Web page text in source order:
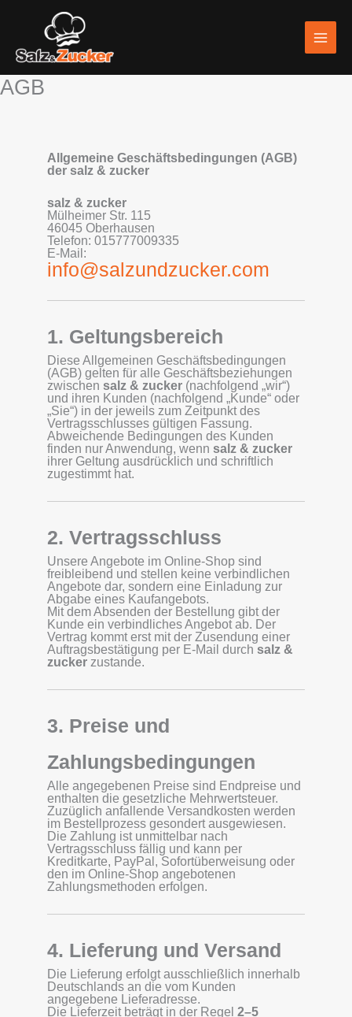
content
AGB
Allgemeine Geschäftsbedingungen (AGB)
der salz & zucker
salz & zucker
Mülheimer Str. 115
46045 Oberhausen
Telefon: 015777009335
E-Mail:
info@salzundzucker.com
1. Geltungsbereich
Diese Allgemeinen Geschäftsbedingungen
(AGB) gelten für alle Geschäftsbeziehungen
zwischen salz & zucker (nachfolgend „wir“)
und ihren Kunden (nachfolgend „Kunde“ oder
„Sie“) in der jeweils zum Zeitpunkt des
Vertragsschlusses gültigen Fassung.
Abweichende Bedingungen des Kunden
finden nur Anwendung, wenn salz & zucker
ihrer Geltung ausdrücklich und schriftlich
zugestimmt hat.
2. Vertragsschluss
Unsere Angebote im Online-Shop sind
freibleibend und stellen keine verbindlichen
Angebote dar, sondern eine Einladung zur
Abgabe eines Kaufangebots.
Mit dem Absenden der Bestellung gibt der
Kunde ein verbindliches Angebot ab. Der
Vertrag kommt erst mit der Zusendung einer
Auftragsbestätigung per E-Mail durch salz &
zucker zustande.
3. Preise und
Zahlungsbedingungen
Alle angegebenen Preise sind Endpreise und
enthalten die gesetzliche Mehrwertsteuer.
Zuzüglich anfallende Versandkosten werden
im Bestellprozess gesondert ausgewiesen.
Die Zahlung ist unmittelbar nach
Vertragsschluss fällig und kann per
Kreditkarte, PayPal, Sofortüberweisung oder
den im Online-Shop angebotenen
Zahlungsmethoden erfolgen.
4. Lieferung und Versand
Die Lieferung erfolgt ausschließlich innerhalb
Deutschlands an die vom Kunden
angegebene Lieferadresse.
Die Lieferzeit beträgt in der Regel 2–5